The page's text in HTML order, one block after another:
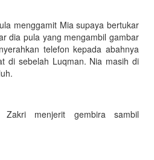
menggamit Mia supaya bertukar
dia pula yang mengambil gambar
telefon kepada abahnya
di sebelah Luqman. Nia masih di
Zakri menjerit gembira sambil